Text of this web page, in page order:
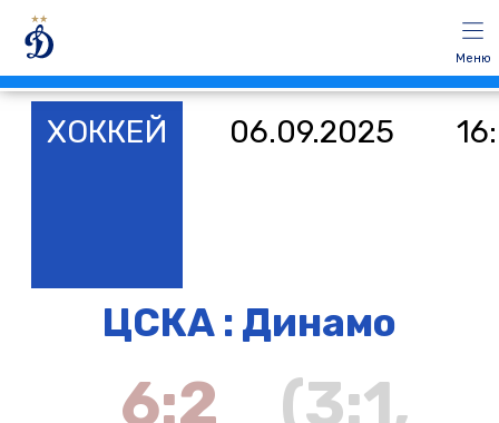
Меню
ХОККЕЙ 06.09.2025
ЦСКА : Динамо
6:2
(3:1,